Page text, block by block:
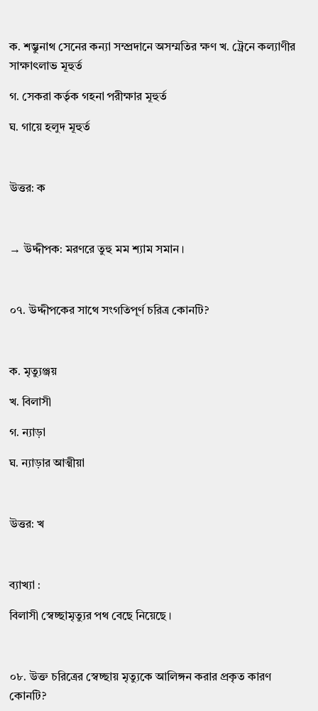
ক. শম্ভুনাথ সেনের কন্যা সম্প্রদানে অসম্মতির ক্ষণ খ. ট্রেনে কল্যাণীর
সাক্ষাৎলাভ মূহুর্ত
গ. সেকরা কর্তৃক গহনা পরীক্ষার মূহুর্ত
ঘ. গায়ে হলুদ মূহুর্ত
উত্তর: ক
→ উদ্দীপক: মরণরে তুহু মম শ্যাম সমান।
০৭. উদ্দীপকের সাথে সংগতিপূর্ণ চরিত্র কোনটি?
ক. মৃত্যুঞ্জয়
খ. বিলাসী
গ. ন্যাড়া
ঘ. ন্যাড়ার আত্মীয়া
উত্তর: খ
ব্যাখ্যা :
বিলাসী স্বেচ্ছামৃত্যুর পথ বেছে নিয়েছে।
০৮. উক্ত চরিত্রের স্বেচ্ছায় মৃত্যুকে আলিঙ্গন করার প্রকৃত কারণ
কোনটি?